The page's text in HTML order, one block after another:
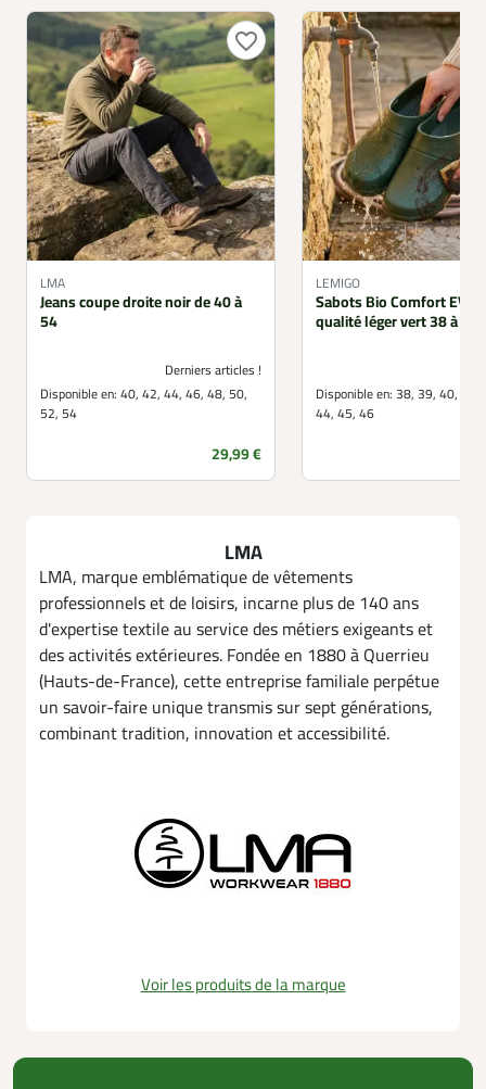
favorite_border
LMA
Jeans coupe droite noir de 40 à
54
Derniers articles !
Disponible en: 40, 42, 44, 46, 48, 50,
52, 54
Prix
29,99 €
LEMIGO
Sabots Bio Comfort EVA
qualité léger vert 38 à 47
Disponible en:38, 39, 40, 41,
44, 45, 46
LMA
LMA, marque emblématique de vêtements
professionnels et de loisirs, incarne plus de 140 ans
d'expertise textile au service des métiers exigeants et
des activités extérieures. Fondée en 1880 à Querrieu
(Hauts-de-France), cette entreprise familiale perpétue
un savoir-faire unique transmis sur sept générations,
combinant tradition, innovation et accessibilité.
Voir les produits de la marque